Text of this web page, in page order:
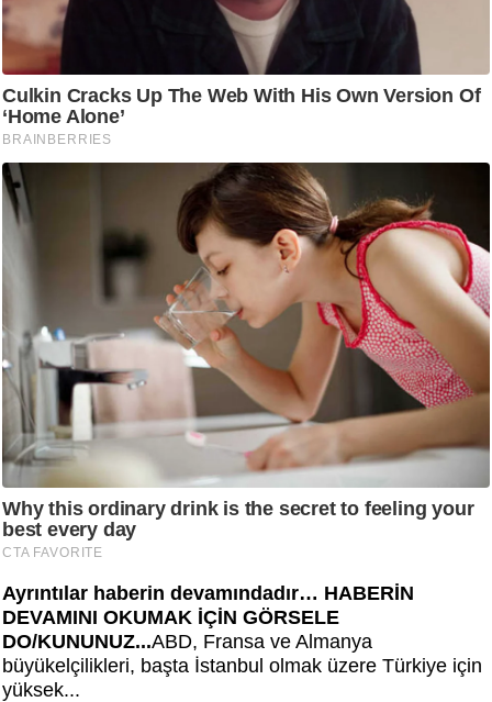
Ayrıntılar haberin devamındadır… HABERİN
DEVAMINI OKUMAK İÇİN GÖRSELE
DO/KUNUNUZ...ABD, Fransa ve Almanya
büyükelçilikleri, başta İstanbul olmak üzere Türkiye için
yüksek...